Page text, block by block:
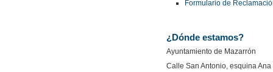
Formulario de
¿Dónde estamos?
Ayuntamiento de Mazarrón
Calle San Antonio, esquina Ana